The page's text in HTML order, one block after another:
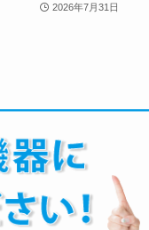
2026年7月31日